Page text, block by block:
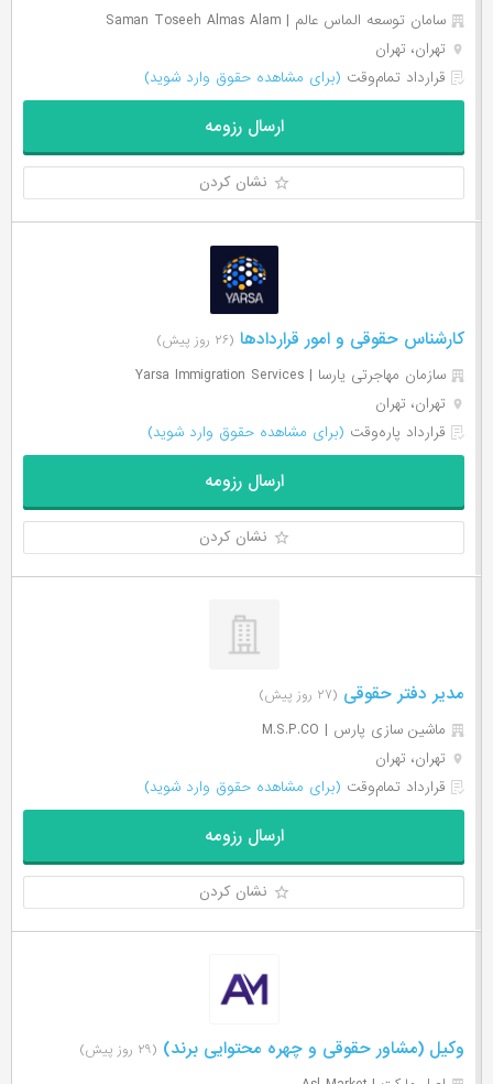
سامان توسعه الماس عالم | Saman Toseeh Almas Alam
تهران، تهران
قرارداد تمام‌وقت (برای مشاهده حقوق وارد شوید)
ارسال رزومه
نشان کردن
کارشناس حقوقی و امور قراردادها (۲۶ روز پیش)
سازمان مهاجرتی یارسا | Yarsa Immigration Services
تهران، تهران
قرارداد پاره‌وقت (برای مشاهده حقوق وارد شوید)
ارسال رزومه
نشان کردن
مدیر دفتر حقوقی (۲۷ روز پیش)
ماشین سازی پارس | M.S.P.CO
تهران، تهران
قرارداد تمام‌وقت (برای مشاهده حقوق وارد شوید)
ارسال رزومه
نشان کردن
وکیل (مشاور حقوقی و چهره محتوایی برند) (۲۹ روز پیش)